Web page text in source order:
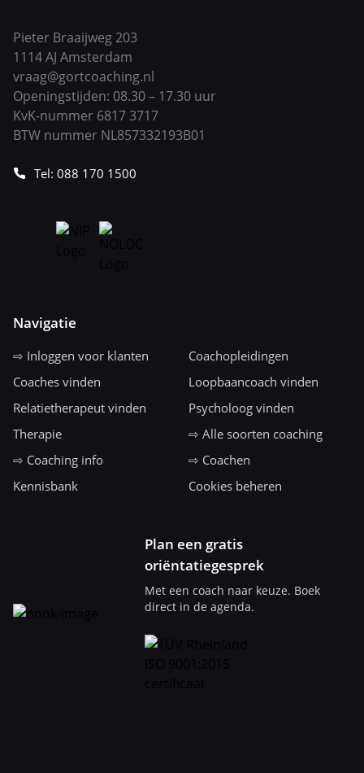
Pieter Braaijweg 203
1114 AJ Amsterdam
vraag@gortcoaching.nl
Openingstijden: 08.30 – 17.30 uur
KvK-nummer 6817 3717
BTW nummer NL857332193B01
Tel: 088 170 1500
Navigatie
⇨ Inloggen voor klanten
Coachopleidingen
Coaches vinden
Loopbaancoach vinden
Relatietherapeut vinden
Psycholoog vinden
Therapie
⇨ Alle soorten coaching
⇨ Coaching info
⇨ Coachen
Kennisbank
Cookies beheren
Plan een gratis
oriëntatiegesprek
Met een coach naar keuze. Boek
direct in de agenda.